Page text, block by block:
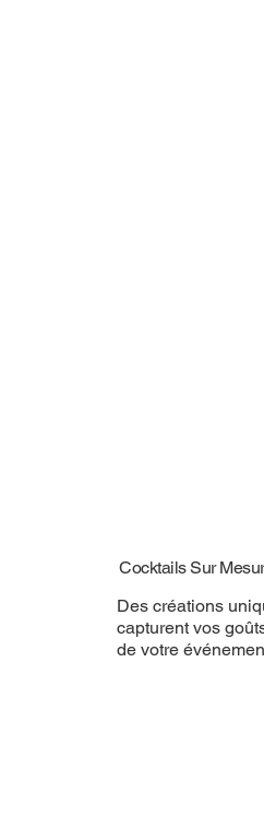
Cocktails Sur
Des créations
capturent vos
de votre